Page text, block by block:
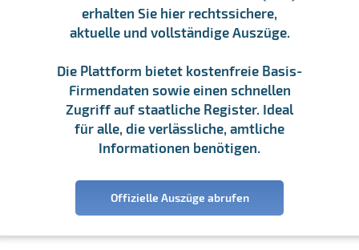
erhalten Sie hier rechtssichere,
aktuelle und vollständige Auszüge.
Die Plattform bietet kostenfreie Basis-
Firmendaten sowie einen schnellen
Zugriff auf staatliche Register. Ideal
für alle, die verlässliche, amtliche
Informationen benötigen.
Offizielle Auszüge abrufen